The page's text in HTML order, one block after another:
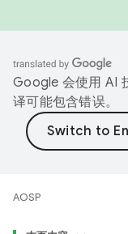
Google 会使用 AI
译可能包含错误。
AOSP